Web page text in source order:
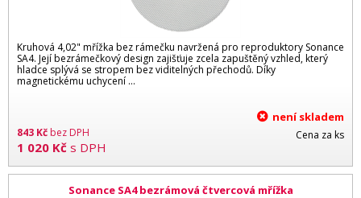
Kruhová 4,02" mřížka bez rámečku navržená pro reproduktory Sonance
SA4. Její bezrámečkový design zajišťuje zcela zapuštěný vzhled, který
hladce splývá se stropem bez viditelných přechodů. Díky
magnetickému uchycení ...
843 Kčbez DPH
1 020 Kč s DPH
není skladem
Cena za ks
Sonance SA4 bezrámová čtvercová mřížka